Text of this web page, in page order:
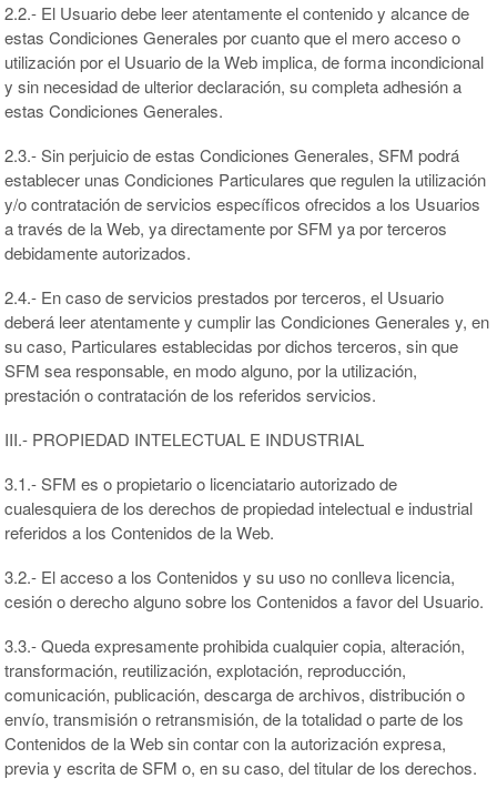
2.2.- El Usuario debe leer atentamente el contenido y alcance de
estas Condiciones Generales por cuanto que el mero acceso o
utilización por el Usuario de la Web implica, de forma incondicional
y sin necesidad de ulterior declaración, su completa adhesión a
estas Condiciones Generales.
2.3.- Sin perjuicio de estas Condiciones Generales, SFM podrá
establecer unas Condiciones Particulares que regulen la utilización
y/o contratación de servicios específicos ofrecidos a los Usuarios
a través de la Web, ya directamente por SFM ya por terceros
debidamente autorizados.
2.4.- En caso de servicios prestados por terceros, el Usuario
deberá leer atentamente y cumplir las Condiciones Generales y, en
su caso, Particulares establecidas por dichos terceros, sin que
SFM sea responsable, en modo alguno, por la utilización,
prestación o contratación de los referidos servicios.
III.- PROPIEDAD INTELECTUAL E INDUSTRIAL
3.1.- SFM es o propietario o licenciatario autorizado de
cualesquiera de los derechos de propiedad intelectual e industrial
referidos a los Contenidos de la Web.
3.2.- El acceso a los Contenidos y su uso no conlleva licencia,
cesión o derecho alguno sobre los Contenidos a favor del Usuario.
3.3.- Queda expresamente prohibida cualquier copia, alteración,
transformación, reutilización, explotación, reproducción,
comunicación, publicación, descarga de archivos, distribución o
envío, transmisión o retransmisión, de la totalidad o parte de los
Contenidos de la Web sin contar con la autorización expresa,
previa y escrita de SFM o, en su caso, del titular de los derechos.